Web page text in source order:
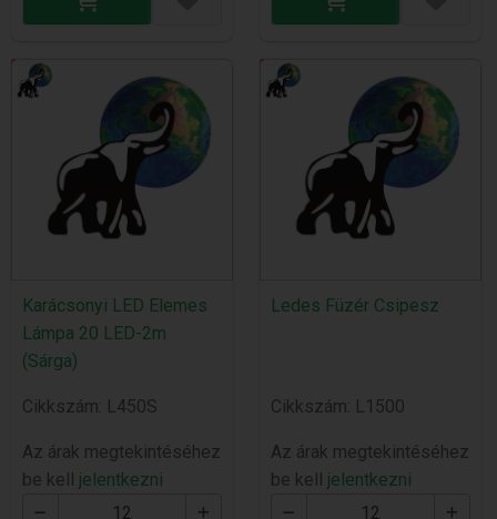
Karácsonyi LED Elemes
Lámpa 20 LED-2m
(Sárga)
Cikkszám: L450S
Az árak megtekintéséhez
be kell jelentkezni
Ledes Füzér Csipesz
Cikkszám: L1500
Az árak megtekintéséhez
be kell jelentkezni